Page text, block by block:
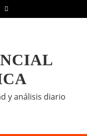
y análisis diario